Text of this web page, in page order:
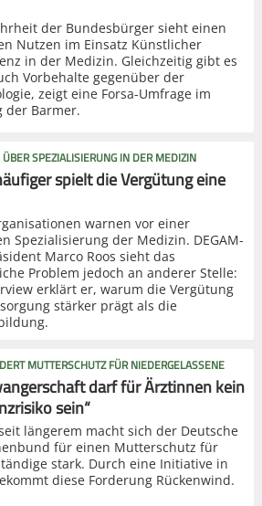
der Bundesbürger sieht einen
Nutzen im Einsatz Künstlicher
in der Medizin. Gleichzeitig gibt es
Vorbehalte gegenüber der
zeigt eine Forsa-Umfrage im
der Barmer.
ÜBER SPEZIALISIERUNG IN DER MEDIZIN
spielt die Vergütung eine
warnen vor einer
Spezialisierung der Medizin. DEGAM-
Marco Roos sieht das
Problem jedoch an anderer Stelle:
erklärt er, warum die Vergütung
stärker prägt als die
MUTTERSCHUTZ FÜR NIEDERGELASSENE
darf für Ärztinnen kein
sein“
längerem macht sich der Deutsche
für einen Mutterschutz für
stark. Durch eine Initiative in
diese Forderung Rückenwind.